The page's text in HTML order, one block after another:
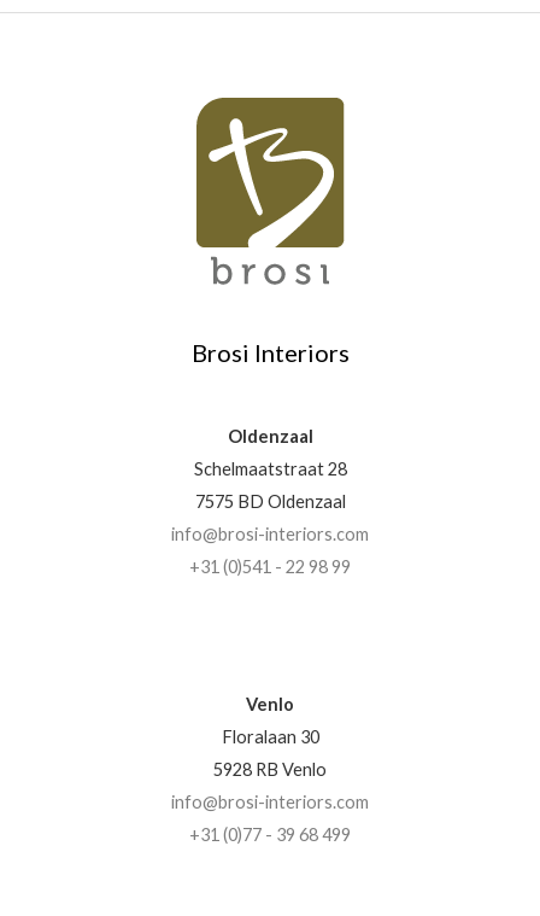
Brosi Interiors
Oldenzaal
Schelmaatstraat 28
7575 BD Oldenzaal
info@brosi-interiors.com
+31 (0)541 - 22 98 99
Venlo
Floralaan 30
5928 RB Venlo
info@brosi-interiors.com
+31 (0)77 - 39 68 499